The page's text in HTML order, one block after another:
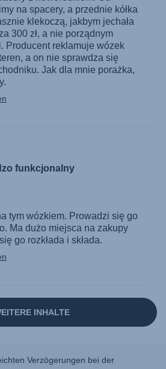
Verzögerungen bei der